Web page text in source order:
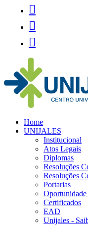



Home
UNIJALES
Institucional
Atos Legais
Diplomas
Resoluções
Resoluções
Portarias
Certificados
EAD
Unijales -